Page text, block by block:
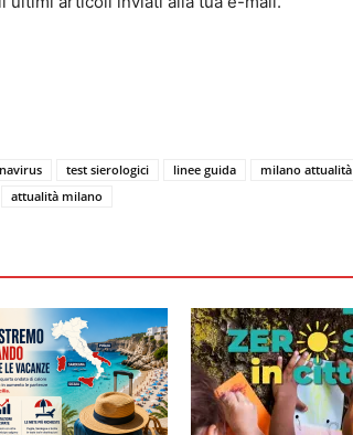
test sierologici linee guida
milano attualità
attualità milano